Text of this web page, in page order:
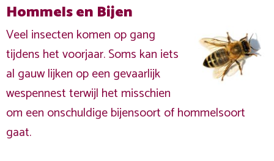
Hommels en Bijen
Veel insecten komen op gang
tijdens het voorjaar. Soms kan iets
al gauw lijken op een gevaarlijk
wespennest terwijl het misschien
om een onschuldige bijensoort of hommelsoort
gaat.